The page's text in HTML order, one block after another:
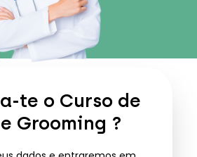
te o Curso de
Grooming ?